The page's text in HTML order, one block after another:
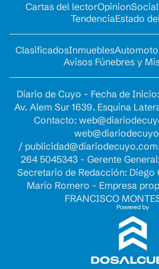
Cartas del lectorOpinion
TendenciaEstado
ClasificadosInmuebles
Avisos Fúnebres y
Diario de Cuyo - Fecha de
Av. Alem Sur 1639. Esquina
Contacto:
/
264 5045343 - Gerente
Secretario de Redacción: Diego
Mario Romero - Empresa
FRANCISCO